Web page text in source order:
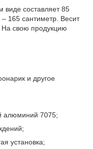
виде составляет 85
165 сантиметр. Весит
На свою продукцию
и другое
алюминий 7075;
установка;